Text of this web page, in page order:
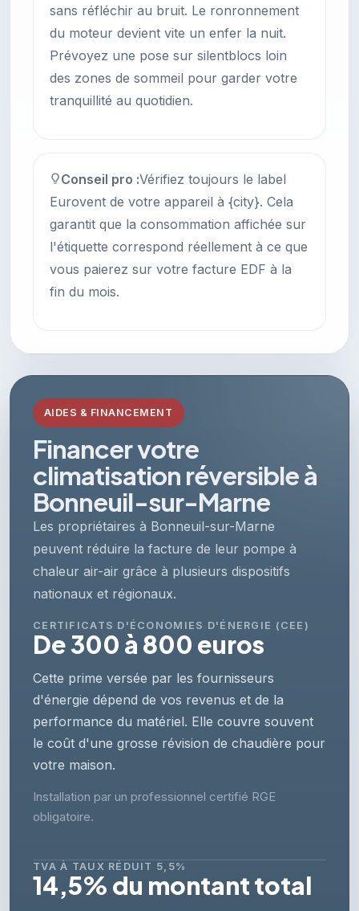
sans réfléchir au bruit. Le ronronnement
du moteur devient vite un enfer la nuit.
Prévoyez une pose sur silentblocs loin
des zones de sommeil pour garder votre
tranquillité au quotidien.
Conseil pro :Vérifiez toujours le label
Eurovent de votre appareil à {city}. Cela
garantit que la consommation affichée sur
l'étiquette correspond réellement à ce que
vous paierez sur votre facture EDF à la
fin du mois.
AIDES & FINANCEMENT
Financer votre
climatisation réversible à
Bonneuil-sur-Marne
Les propriétaires à Bonneuil-sur-Marne
peuvent réduire la facture de leur pompe à
chaleur air-air grâce à plusieurs dispositifs
nationaux et régionaux.
CERTIFICATS D'ÉCONOMIES D'ÉNERGIE (CEE)
De 300 à 800 euros
Cette prime versée par les fournisseurs
d'énergie dépend de vos revenus et de la
performance du matériel. Elle couvre souvent
le coût d'une grosse révision de chaudière pour
votre maison.
Installation par un professionnel certifié RGE
obligatoire.
TVA À TAUX RÉDUIT 5,5%
14,5% du montant total